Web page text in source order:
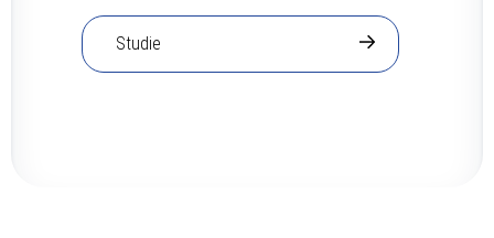
Studie